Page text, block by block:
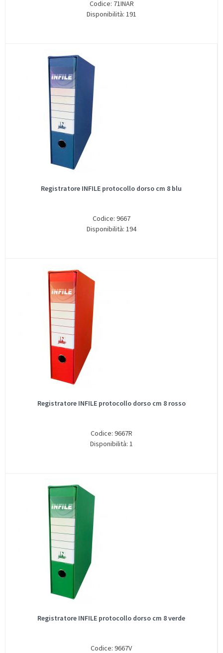
Codice: 71INAR
Disponibilità: 191
Registratore INFILE protocollo dorso cm 8 blu
Codice: 9667
Disponibilità: 194
Registratore INFILE protocollo dorso cm 8 rosso
Codice: 9667R
Disponibilità: 1
Registratore INFILE protocollo dorso cm 8 verde
Codice: 9667V